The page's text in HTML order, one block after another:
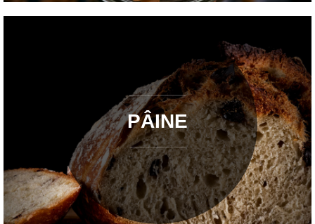
PÂINE